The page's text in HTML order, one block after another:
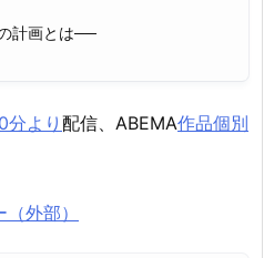
計画とは──
より 配信、ABEMA作品個別
外部）